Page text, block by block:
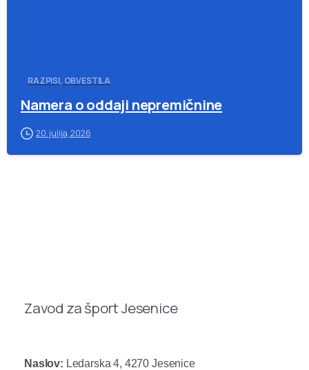
RAZPISI, OBVESTILA
Namera o oddaji nepremičnine
20. julija, 2026
Zavod za šport Jesenice
Naslov: Ledarska 4, 4270 Jesenice